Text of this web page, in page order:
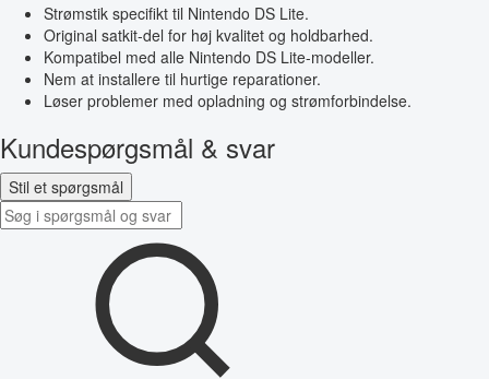
Strømstik specifikt til Nintendo DS Lite.
Original satkit-del for høj kvalitet og holdbarhed.
Kompatibel med alle Nintendo DS Lite-modeller.
Nem at installere til hurtige reparationer.
Løser problemer med opladning og strømforbindelse.
Kundespørgsmål & svar
Stil et spørgsmål